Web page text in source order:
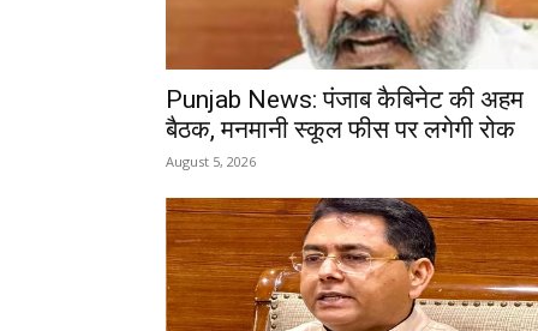
Punjab News: पंजाब कैबिनेट की अहम
बैठक, मनमानी स्कूल फीस पर लगेगी रोक
August 5, 2026